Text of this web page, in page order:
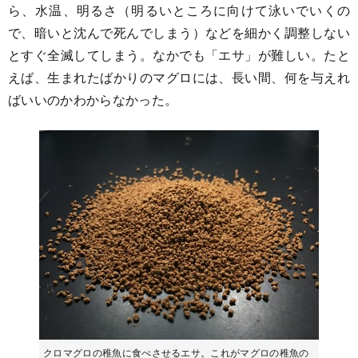
ら、水温、明るさ（明るいところに向けて泳いでいくの
で、暗いと沈んで死んでしまう）などを細かく調整しない
とすぐ全滅してしまう。なかでも「エサ」が難しい。たと
えば、生まれたばかりのマグロには、長い間、何を与えれ
ばいいのかわからなかった。
クロマグロの稚魚に食べさせるエサ。これがマグロの稚魚の